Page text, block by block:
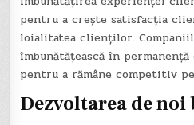
pentru a crește satisfacția
loialitatea clienților.
îmbunătățească în
pentru a rămâne competitiv
Dezvoltarea de